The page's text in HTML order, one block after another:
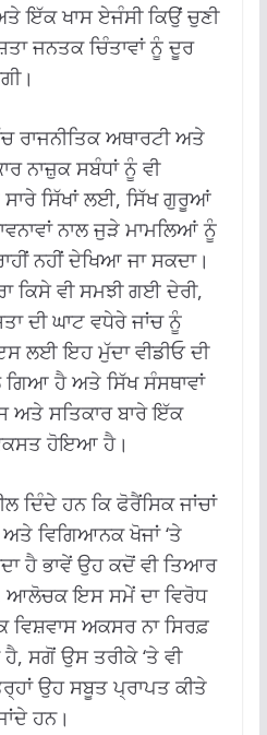
ਇੱਕ ਖਾਸ ਏਜੰਸੀ ਕਿਉਂ ਚੁਣੀ
ਜਨਤਕ ਚਿੰਤਾਵਾਂ ਨੂੰ ਦੂਰ
ਰਾਜਨੀਤਿਕ ਅਥਾਰਟੀ ਅਤੇ
ਨਾਜ਼ੁਕ ਸਬੰਧਾਂ ਨੂੰ ਵੀ
ਸਾਰੇ ਸਿੱਖਾਂ ਲਈ, ਸਿੱਖ ਗੁਰੂਆਂ
ਨਾਲ ਜੁੜੇ ਮਾਮਲਿਆਂ ਨੂੰ
ਨਹੀਂ ਦੇਖਿਆ ਜਾ ਸਕਦਾ।
ਕਿਸੇ ਵੀ ਸਮਝੀ ਗਈ ਦੇਰੀ,
ਦੀ ਘਾਟ ਵਧੇਰੇ ਜਾਂਚ ਨੂੰ
ਲਈ ਇਹ ਮੁੱਦਾ ਵੀਡੀਓ ਦੀ
ਗਿਆ ਹੈ ਅਤੇ ਸਿੱਖ ਸੰਸਥਾਵਾਂ
ਅਤੇ ਸਤਿਕਾਰ ਬਾਰੇ ਇੱਕ
ਹੋਇਆ ਹੈ।
ਦਿੰਦੇ ਹਨ ਕਿ ਫੋਰੈਂਸਿਕ ਜਾਂਚਾਂ
ਵਿਗਿਆਨਕ ਖੋਜਾਂ ‘ਤੇ
ਹੈ ਭਾਵੇਂ ਉਹ ਕਦੋਂ ਵੀ ਤਿਆਰ
ਆਲੋਚਕ ਇਸ ਸਮੇਂ ਦਾ ਵਿਰੋਧ
ਅਕਸਰ ਨਾ ਸਿਰਫ਼
ਹੈ, ਸਗੋਂ ਉਸ ਤਰੀਕੇ ‘ਤੇ ਵੀ
ਉਹ ਸਬੂਤ ਪ੍ਰਾਪਤ ਕੀਤੇ
ਹਨ।